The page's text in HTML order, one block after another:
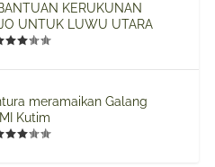
KERUKUNAN
UNTUK LUWU UTARA
meramaikan Galang
Kutim